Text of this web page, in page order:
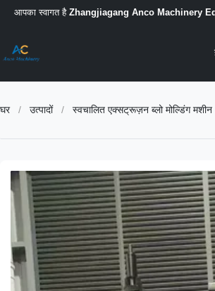
आपका स्वागत है Zhangjiagang Anco Machinery
घर / उत्पादों / स्वचालित एक्सट्रूज़न ब्लो मोल्डिंग मशीन